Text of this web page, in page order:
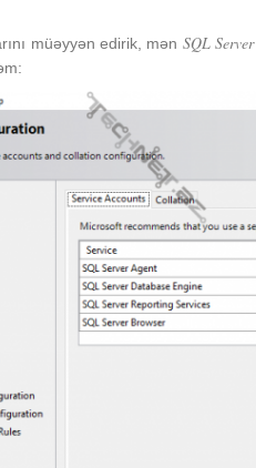
müəyyən edirik, mən SQL Server